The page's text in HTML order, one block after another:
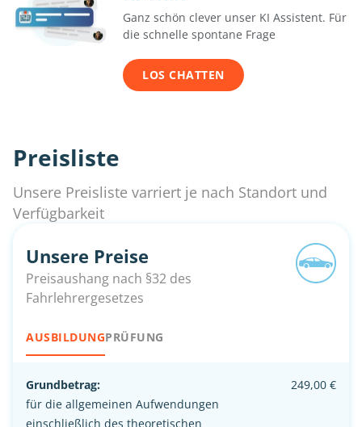
Ganz schön clever unser KI Assistent. Für
die schnelle spontane Frage
LOS CHATTEN
Preisliste
Unsere Preisliste varriert je nach Standort und
Verfügbarkeit
Unsere Preise
Preisaushang nach §32 des
Fahrlehrergesetzes
AUSBILDUNGPRÜFUNG
Grundbetrag:
für die allgemeinen Aufwendungen
einschließlich des theoretischen
249,00 €